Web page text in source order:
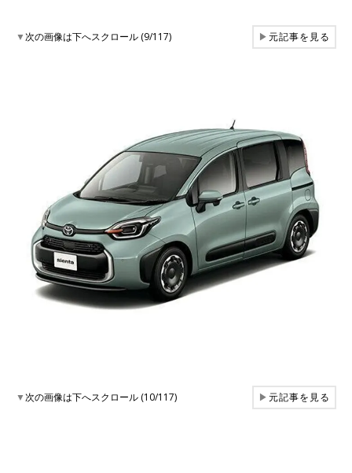
▼次の画像は下へスクロール (9/117) ▶元記事を見る
▼次の画像は下へスクロール (10/117) ▶元記事を見る